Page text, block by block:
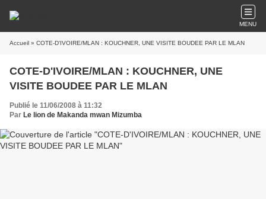
MENU
Accueil » COTE-D'IVOIRE/MLAN : KOUCHNER, UNE VISITE BOUDEE PAR LE MLAN
COTE-D'IVOIRE/MLAN : KOUCHNER, UNE
VISITE BOUDEE PAR LE MLAN
Publié le 11/06/2008 à 11:32
Par Le lion de Makanda mwan Mizumba